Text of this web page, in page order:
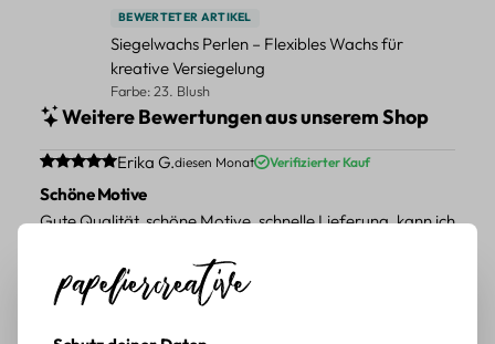
BEWERTETER ARTIKEL
Siegelwachs Perlen – Flexibles Wachs für
kreative Versiegelung
Farbe: 23. Blush
Weitere Bewertungen aus unserem Shop
Durchschnittliche Bewertung von 5 von 5 Sternen
Erika G.diesen Monat Verifizierter Kauf
Schöne Motive
Gute Qualität, schöne Motive, schnelle Lieferung, kann ich
BEWERTETER ARTIKEL
Pflanzen Sticker Set – 45-teiliges Papierdekor